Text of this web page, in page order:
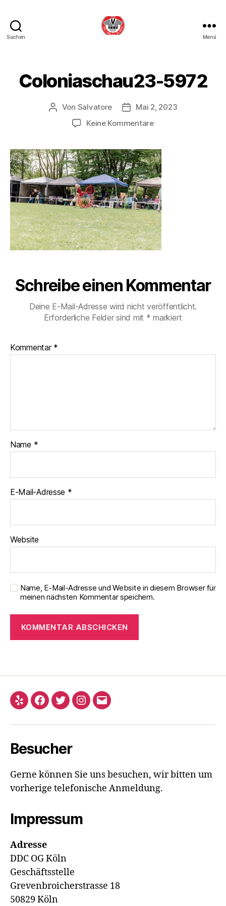
Suchen Menü
Coloniaschau23-5972
Beitragsautor
Von Salvatore Beitragsdatum
Mai 2, 2023
Keine Kommentarezu
Schreibe einen Kommentar
Deine E-Mail-Adresse wird nicht veröffentlicht.
Erforderliche Felder sind mit * markiert
Kommentar *
Name *
E-Mail-Adresse *
Website
Name, E-Mail-Adresse und Website in diesem Browser für
meinen nächsten Kommentar speichern.
Yelp Facebook
TwitterInstagram
E-
Besucher
Gerne können Sie uns besuchen, wir bitten um
vorherige telefonische Anmeldung.
Impressum
Adresse
DDC OG Köln
Geschäftsstelle
Grevenbroicherstrasse 18
50829 Köln